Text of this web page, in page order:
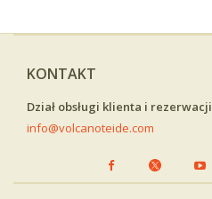
KONTAKT
Dział obsługi klienta i rezerwacji
info@volcanoteide.com